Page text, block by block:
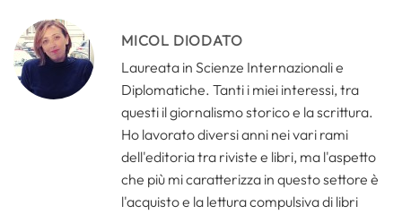
MICOL DIODATO
Laureata in Scienze Internazionali e
Diplomatiche. Tanti i miei interessi, tra
questi il giornalismo storico e la scrittura.
Ho lavorato diversi anni nei vari rami
dell'editoria tra riviste e libri, ma l'aspetto
che più mi caratterizza in questo settore è
l'acquisto e la lettura compulsiva di libri